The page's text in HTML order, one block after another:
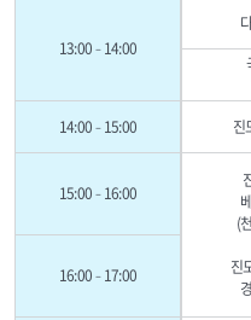
13:00–14:00
14:00–15:00
진
15:00–16:00
(
진
16:00–17:00